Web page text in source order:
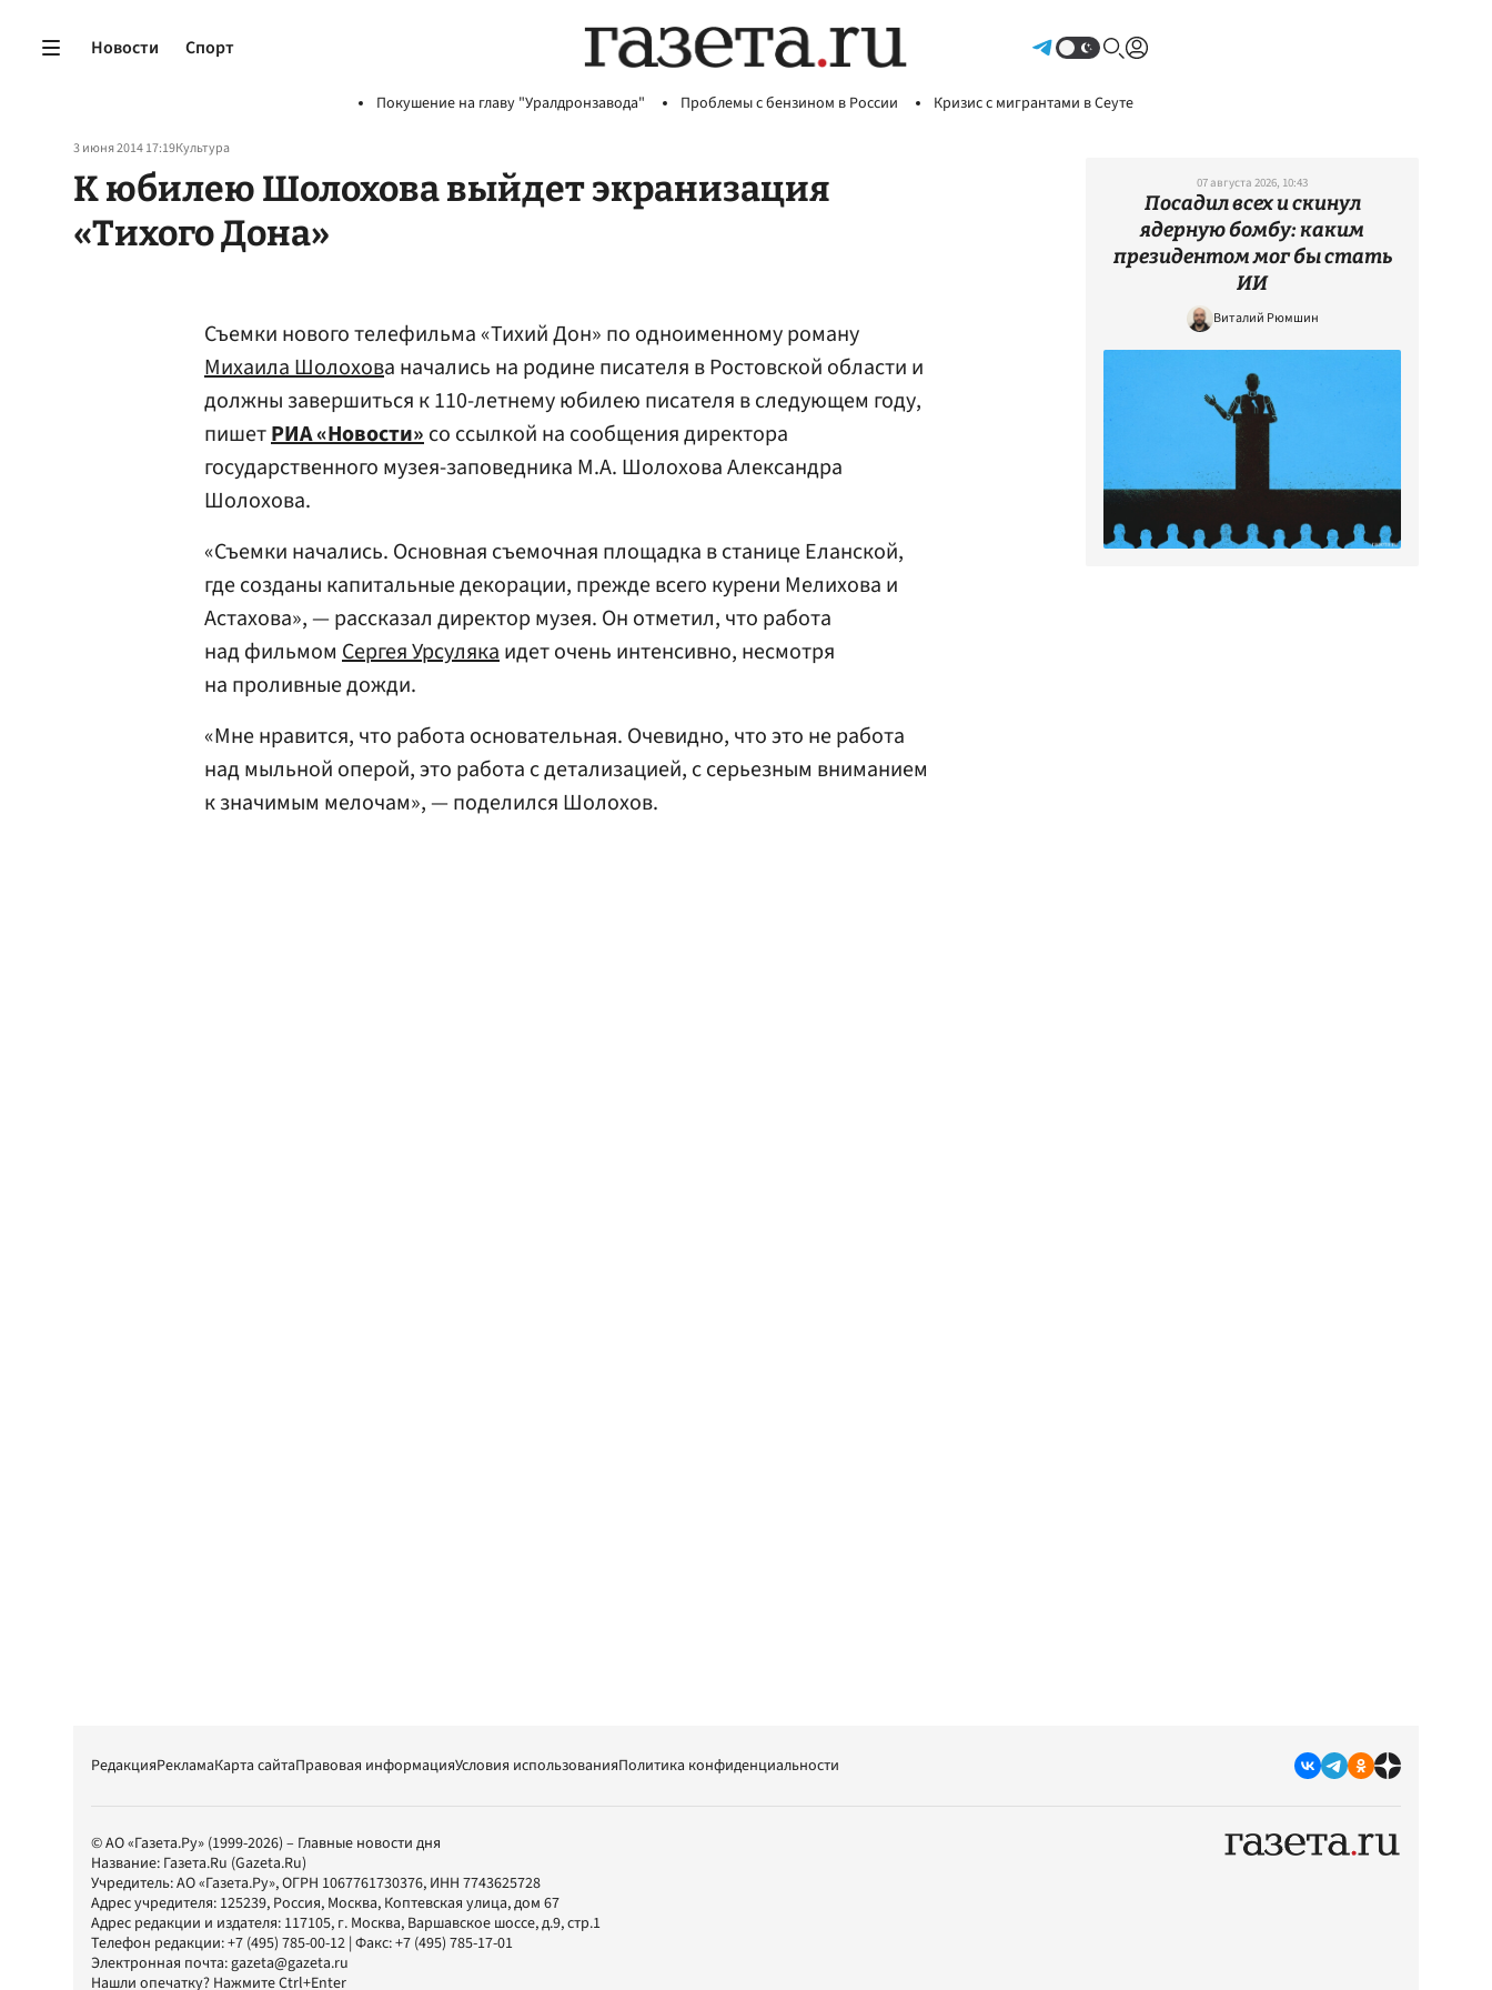
Новости Спорт
Покушение на главу "Уралдронзавода" Проблемы с бензином в России Кризис с мигрантами в Сеуте
3 июня 2014 17:19Культура
К юбилею Шолохова выйдет экранизация
«Тихого Дона»
Съемки нового телефильма «Тихий Дон» по одноименному роману
МихаилаШолохова начались на родине писателя в Ростовской области и
должны завершиться к 110-летнему юбилею писателя в следующем году,
пишетРИА «Новости»со ссылкой на сообщения директора
государственного музея-заповедника М.А. Шолохова Александра
Шолохова.
«Съемки начались. Основная съемочная площадка в станице Еланской,
где созданы капитальные декорации, прежде всего курени Мелихова и
Астахова», — рассказал директор музея. Он отметил, что работа
над фильмом Сергея Урсулякаидет очень интенсивно, несмотря
на проливные дожди.
«Мне нравится, что работа основательная. Очевидно, что это не работа
над мыльной оперой, это работа с детализацией, с серьезным вниманием
к значимым мелочам», — поделился Шолохов.
07 августа 2026, 10:43
Посадил всех и скинул
ядерную бомбу: каким
президентом мог бы стать
ИИ
Виталий Рюмшин
РедакцияРекламаКарта сайтаПравовая информацияУсловия использованияПолитика конфиденциальности
© АО «Газета.Ру» (1999-2026) – Главные новости дня
Название: Газета.Ru (Gazeta.Ru)
Учредитель:АО «Газета.Ру», ОГРН 1067761730376, ИНН 7743625728
Адрес учредителя: 125239, Россия, Москва, Коптевская улица, дом 67
Адрес редакции и издателя: 117105, г. Москва, Варшавское шоссе, д.9, стр.1
Телефон редакции:+7 (495) 785-00-12 | Факс:+7 (495) 785-17-01
Электронная почта:gazeta@gazeta.ru
Нашли опечатку? Нажмите Ctrl+Enter